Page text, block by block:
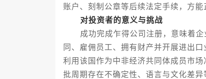
账户、刻制公章等后续法定手续，方能
对投资者的意义与挑战
成功完成乍得公司注册，意味着企
同、雇佣员工、拥有财产并开展进出
利用该国作为中非经济共同体成员市
批周期存在不确定性、语言与文化差